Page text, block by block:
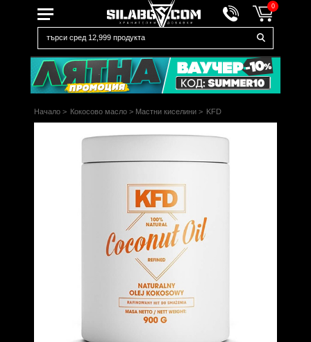
0
Начало > Кокосово масло > Мастни киселини > KFD